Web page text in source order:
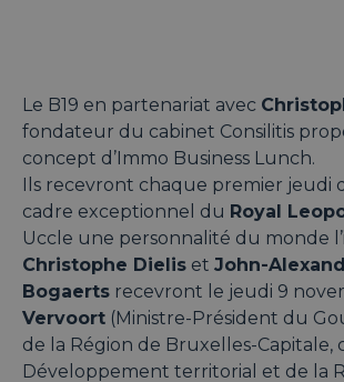
Le B19 en partenariat avec
fondateur du cabinet Consilitis
concept d’Immo Business Lunch.
Ils recevront chaque premier jeudi
cadre exceptionnel du Royal
Uccle une personnalité du monde
Christophe Dielis et John-
Bogaerts recevront le jeudi 9
Vervoort (Ministre-Président du
de la Région de Bruxelles-Capitale,
Développement territorial et de la